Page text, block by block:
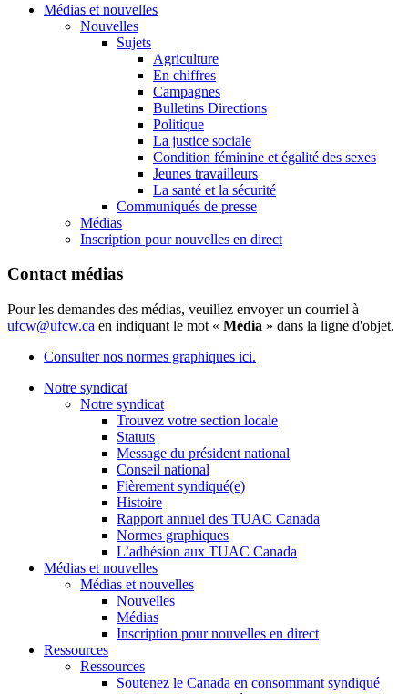
Médias et nouvelles
Nouvelles
Sujets
Agriculture
En chiffres
Campagnes
Bulletins Directions
Politique
La justice sociale
Condition féminine et égalité des sexes
Jeunes travailleurs
La santé et la sécurité
Communiqués de presse
Médias
Inscription pour nouvelles en direct
Contact médias
Pour les demandes des médias, veuillez envoyer un courriel à
ufcw@ufcw.ca en indiquant le mot « Média » dans la ligne d'objet.
Consulter nos normes graphiques ici.
Notre syndicat
Notre syndicat
Trouvez votre section locale
Statuts
Message du président national
Conseil national
Fièrement syndiqué(e)
Histoire
Rapport annuel des TUAC Canada
Normes graphiques
L’adhésion aux TUAC Canada
Médias et nouvelles
Médias et nouvelles
Nouvelles
Médias
Inscription pour nouvelles en direct
Ressources
Ressources
Soutenez le Canada en consommant syndiqué